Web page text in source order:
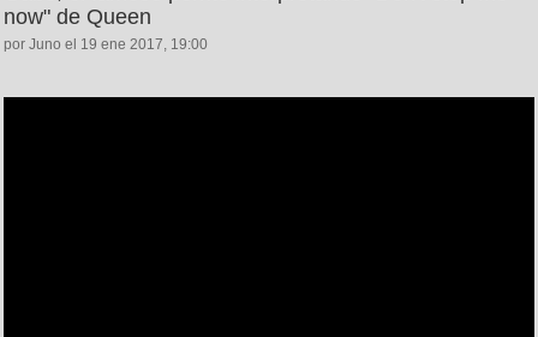
now" de Queen
por Juno el 19 ene 2017, 19:00